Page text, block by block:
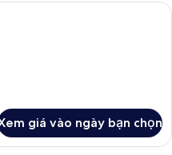
trải giường bằng vải cotton Ai
giá vào ngày bạn chọn